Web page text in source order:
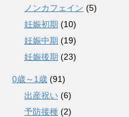
ノンカフェイン (5)
妊娠初期 (10)
妊娠中期 (19)
妊娠後期 (23)
0歳～1歳 (91)
出産祝い (6)
予防接種 (2)